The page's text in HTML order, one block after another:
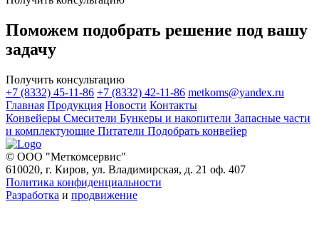
Поможем подобрать решение под вашу
задачу
Получить консультацию
+7 (8332) 45-11-86 +7 (8332) 42-11-86 metkoms@yandex.ru
Главная Продукция Новости Контакты
Конвейеры Смесители Бункеры и накопители Запасные части
и комплектующие Питатели Подобрать конвейер
© ООО "Меткомсервис"
610020, г. Киров, ул. Владимирская, д. 21 оф. 407
Политика конфиденциальности
Разработка и продвижение